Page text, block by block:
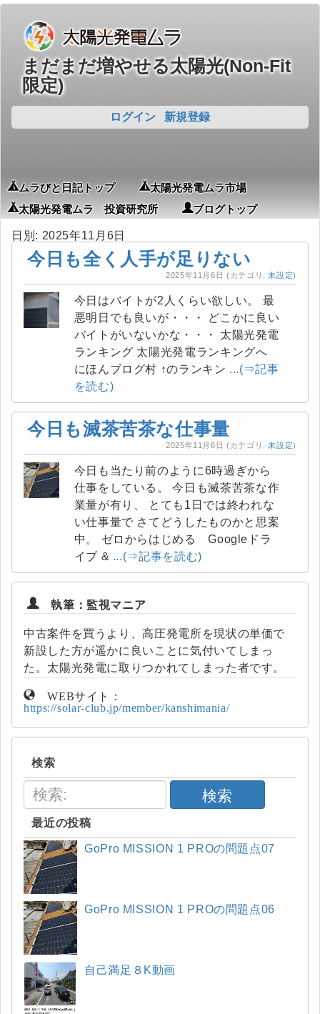
まだまだ増やせる太陽光(Non-Fit
限定)
ログイン 新規登録
ムラびと日記トップ
太陽光発電ムラ市場
太陽光発電ムラ 投資研究所
ブログトップ
日別: 2025年11月6日
今日も全く人手が足りない
2025年11月6日 (カテゴリ:未設定)
今日はバイトが2人くらい欲しい。 最
悪明日でも良いが・・・ どこかに良い
バイトがいないかな・・・ 太陽光発電
ランキング 太陽光発電ランキングへ
にほんブログ村 ↑のランキン ...(⇒記事
を読む)
今日も滅茶苦茶な仕事量
2025年11月6日 (カテゴリ:未設定)
今日も当たり前のように6時過ぎから
仕事をしている。 今日も滅茶苦茶な作
業量が有り、 とても1日では終われな
い仕事量で さてどうしたものかと思案
中。 ゼロからはじめる Googleドラ
イブ & ...(⇒記事を読む)
執筆：監視マニア
中古案件を買うより、高圧発電所を現状の単価で
新設した方が遥かに良いことに気付いてしまっ
た。太陽光発電に取りつかれてしまった者です。
WEBサイト：
https://solar-club.jp/member/kanshimania/
検索
検索
最近の投稿
GoPro MISSION 1 PROの問題点07
GoPro MISSION 1 PROの問題点06
自己満足８K動画